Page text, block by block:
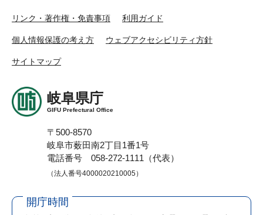
リンク・著作権・免責事項 利用ガイド
個人情報保護の考え方 ウェブアクセシビリティ方針
サイトマップ
岐阜県庁
GIFU Prefectural Office
〒500-8570
岐阜市薮田南2丁目1番1号
電話番号 058-272-1111（代表）
（法人番号4000020210005）
開庁時間